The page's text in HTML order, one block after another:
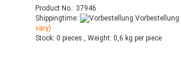
Product No.: 37946
Shippingtime:
Vorbestellung
vary)
Stock: 0 pieces , Weight: 0,6 kg per piece